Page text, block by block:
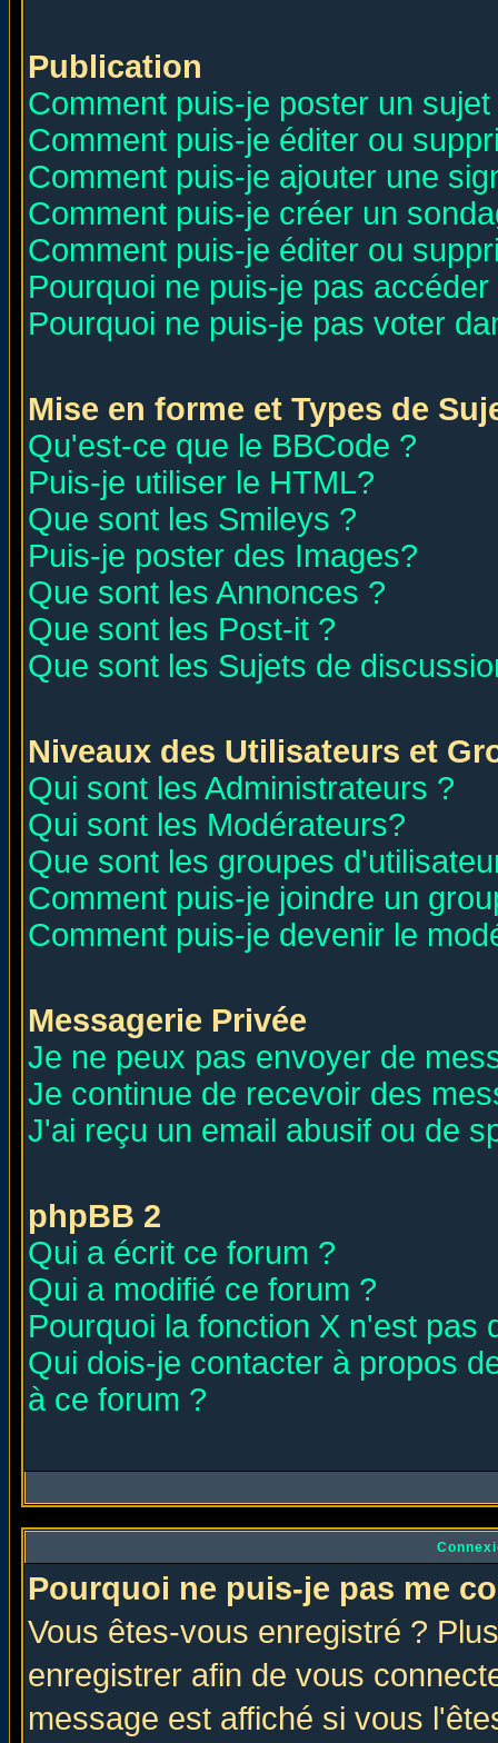
Publication
Comment puis-je poster un
Comment puis-je éditer ou
Comment puis-je ajouter une
Comment puis-je créer un
Comment puis-je éditer ou
Pourquoi ne puis-je pas
Pourquoi ne puis-je pas voter
Mise en forme et Types de
Qu'est-ce que le BBCode ?
Puis-je utiliser le HTML?
Que sont les Smileys ?
Puis-je poster des Images?
Que sont les Annonces ?
Que sont les Post-it ?
Que sont les Sujets de
Niveaux des Utilisateurs et
Qui sont les Administrateurs ?
Qui sont les Modérateurs?
Que sont les groupes
Comment puis-je joindre un
Comment puis-je devenir le
Messagerie Privée
Je ne peux pas envoyer de
Je continue de recevoir des
J'ai reçu un email abusif ou de
phpBB 2
Qui a écrit ce forum ?
Qui a modifié ce forum ?
Pourquoi la fonction X n'est pas
Qui dois-je contacter à propos
à ce forum ?
Pourquoi ne puis-je pas me
Vous êtes-vous enregistré ?
enregistrer afin de vous
message est affiché si vous